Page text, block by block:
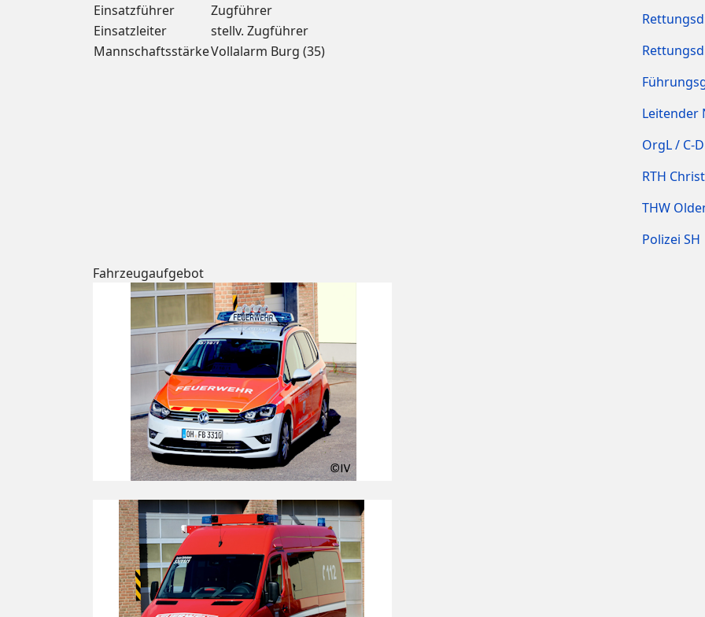
Einsatzführer
Zugführer
Einsatzleiter
stellv. Zugführer
MannschaftsstärkeVollalarm Burg (35)
Leitender
OrgL / C-
RTH
THW
Polizei SH
Fahrzeugaufgebot